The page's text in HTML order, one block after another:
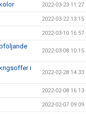
2022-03-23 11:27
2022-03-22 13:15
2022-03-10 16:57
2022-03-08 10:15
i
2022-02-28 14:33
2022-02-08 16:13
2022-02-07 09:09